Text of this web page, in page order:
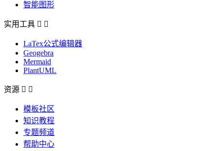
智能图形
实用工具  
LaTex公式编辑器
Geogebra
Mermaid
PlantUML
资源  
模板社区
知识教程
专题频道
帮助中心